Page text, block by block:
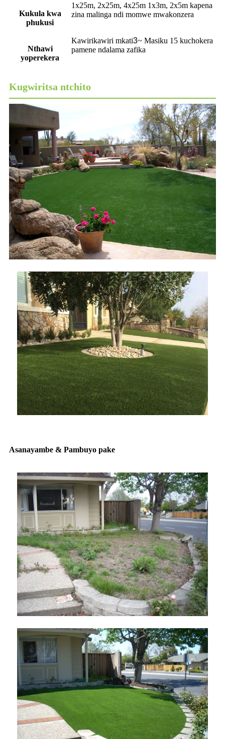
Kukula kwa
phukusi
1x25m, 2x25m, 4x25m 1x3m, 2x5m kapena
zina malinga ndi momwe mwakonzera
Nthawi
yoperekera
Kawirikawiri mkati3~ Masiku 15 kuchokera
pamene ndalama zafika
Kugwiritsa ntchito
Asanayambe & Pambuyo pake